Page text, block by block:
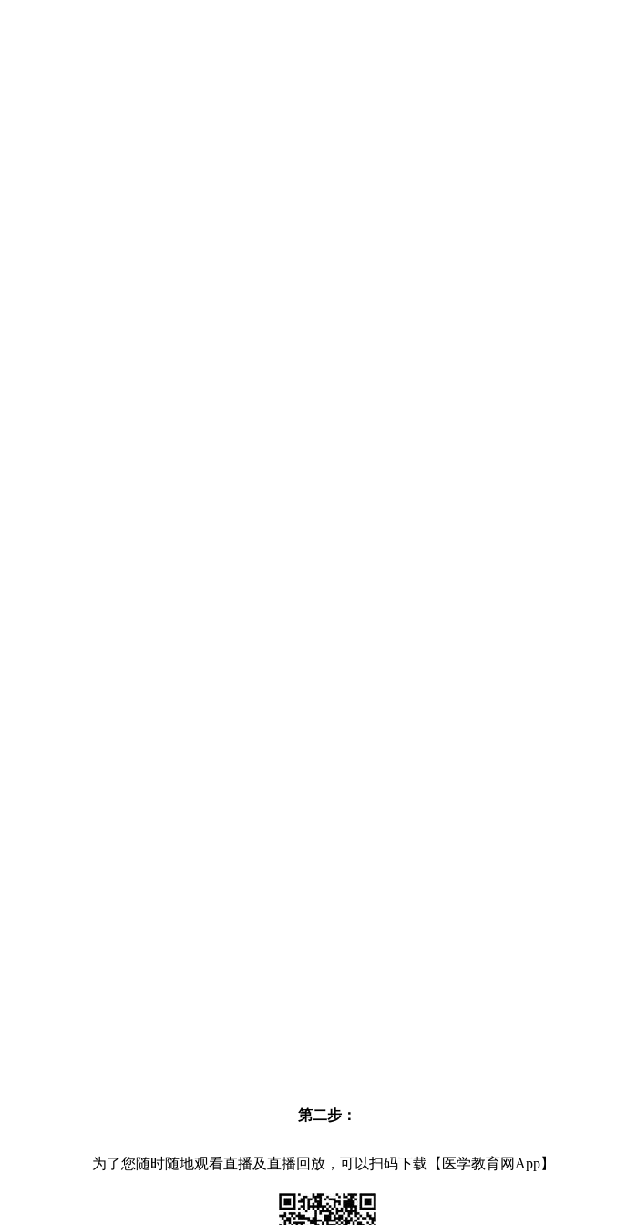
第二步：
为了您随时随地观看直播及直播回放，可以扫码下载【医学教育网App】